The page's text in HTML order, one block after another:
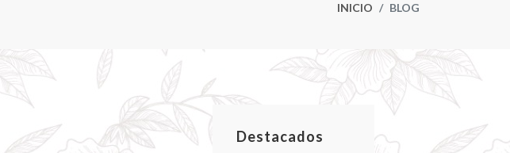
INICIO BLOG
Destacados